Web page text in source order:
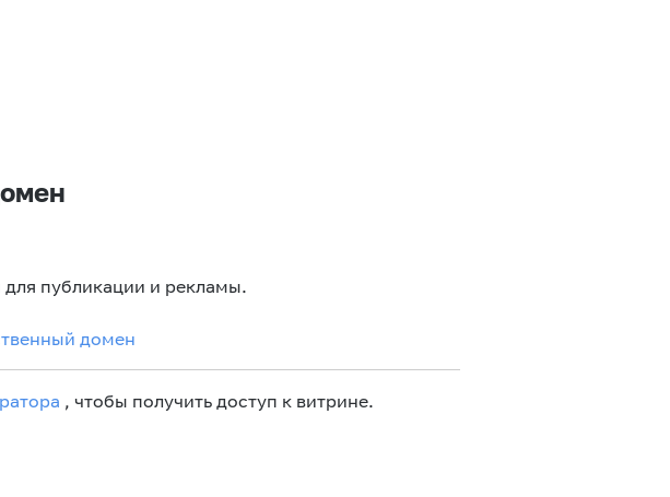
для публикации и рекламы.
домен
, чтобы получить доступ к витрине.